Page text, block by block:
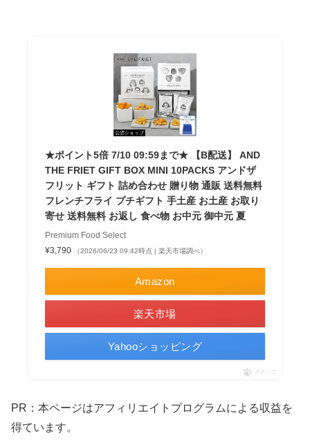
★ポイント5倍 7/10 09:59まで★ 【B配送】 AND
THE FRIET GIFT BOX MINI 10PACKS アンドザ
フリット ギフト 詰め合わせ 贈り物 通販 送料無料
フレンチフライ プチギフト 手土産 お土産 お取り
寄せ 送料無料 お返し 食べ物 お中元 御中元 夏
Premium Food Select
¥3,790
（2026/06/23 09:42時点 | 楽天市場調べ）
Amazon
楽天市場
Yahooショッピング
ポチップ
PR：本ページはアフィリエイトプログラムによる収益を
得ています。